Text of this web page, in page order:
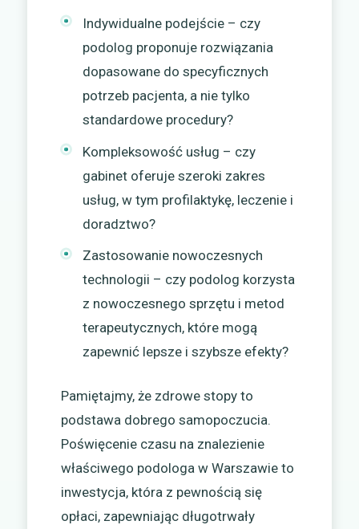
Indywidualne podejście – czy
podolog proponuje rozwiązania
dopasowane do specyficznych
potrzeb pacjenta, a nie tylko
standardowe procedury?
Kompleksowość usług – czy
gabinet oferuje szeroki zakres
usług, w tym profilaktykę, leczenie i
doradztwo?
Zastosowanie nowoczesnych
technologii – czy podolog korzysta
z nowoczesnego sprzętu i metod
terapeutycznych, które mogą
zapewnić lepsze i szybsze efekty?
Pamiętajmy, że zdrowe stopy to
podstawa dobrego samopoczucia.
Poświęcenie czasu na znalezienie
właściwego podologa w Warszawie to
inwestycja, która z pewnością się
opłaci, zapewniając długotrwały